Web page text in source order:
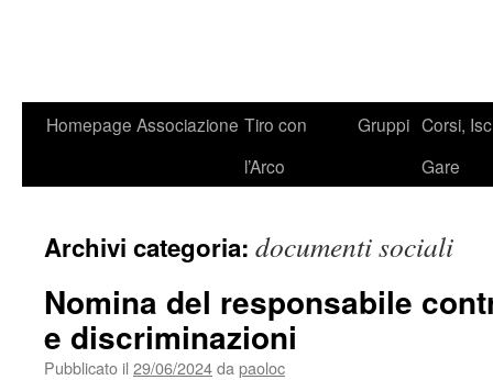
Homepage Associazione Tiro con
l’Arco
Gruppi Corsi,
Gare
Archivi categoria: documenti sociali
Nomina del responsabile
e discriminazioni
Pubblicato il 29/06/2024da paoloc